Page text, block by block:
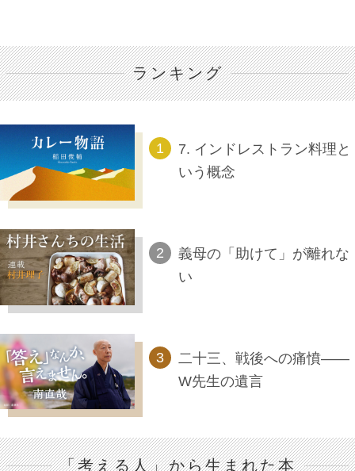
ランキング
7. インドレストラン料理と
いう概念
義母の「助けて」が離れな
い
二十三、戦後への痛憤――
W先生の遺言
「考える人」から生まれた本